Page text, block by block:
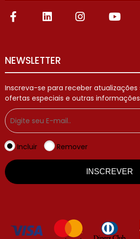
NEWSLETTER
Inscreva-se para receber atualizações
ofertas especiais e outras
Incluir Remover
INSCREVER